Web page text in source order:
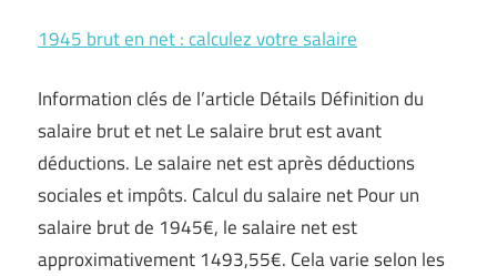
1945 brut en net : calculez votre salaire
Information clés de l’article Détails Définition du
salaire brut et net Le salaire brut est avant
déductions. Le salaire net est après déductions
sociales et impôts. Calcul du salaire net Pour un
salaire brut de 1945€, le salaire net est
approximativement 1493,55€. Cela varie selon les